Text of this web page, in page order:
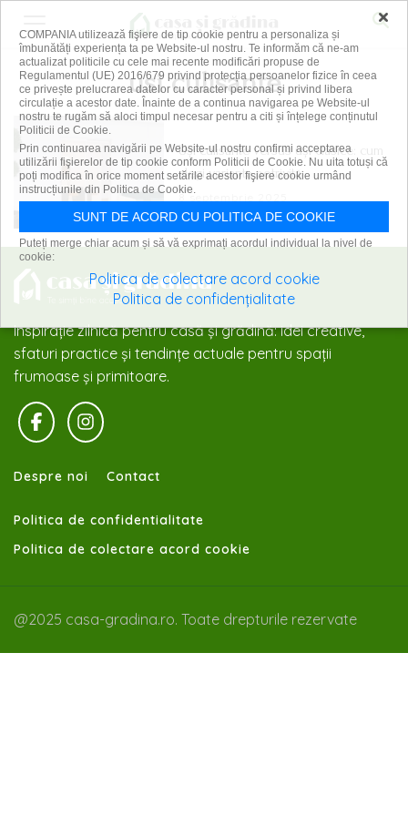
usi culisante
Uși culisante versus uși clasice: cum
alegi varianta potrivită
8 septembrie 2025
Inspirație zilnică pentru casă și grădină: idei creative,
sfaturi practice și tendințe actuale pentru spații
frumoase și primitoare.
Despre noi Contact
Politica de confidentialitate
Politica de colectare acord cookie
@2025 casa-gradina.ro. Toate drepturile rezervate
×
COMPANIA utilizează fişiere de tip cookie pentru a personaliza și
îmbunătăți experiența ta pe Website-ul nostru. Te informăm că ne-am
actualizat politicile cu cele mai recente modificări propuse de
Regulamentul (UE) 2016/679 privind protecția persoanelor fizice în ceea
ce privește prelucrarea datelor cu caracter personal și privind libera
circulație a acestor date. Înainte de a continua navigarea pe Website-ul
nostru te rugăm să aloci timpul necesar pentru a citi și înțelege conținutul
Politicii de Cookie.
Prin continuarea navigării pe Website-ul nostru confirmi acceptarea
utilizării fişierelor de tip cookie conform Politicii de Cookie. Nu uita totuși că
poți modifica în orice moment setările acestor fişiere cookie urmând
instrucțiunile din Politica de Cookie.
SUNT DE ACORD CU POLITICA DE COOKIE
Puteți merge chiar acum și să vă exprimați acordul individual la nivel de
cookie:
Politica de colectare acord cookie
Politica de confidențialitate